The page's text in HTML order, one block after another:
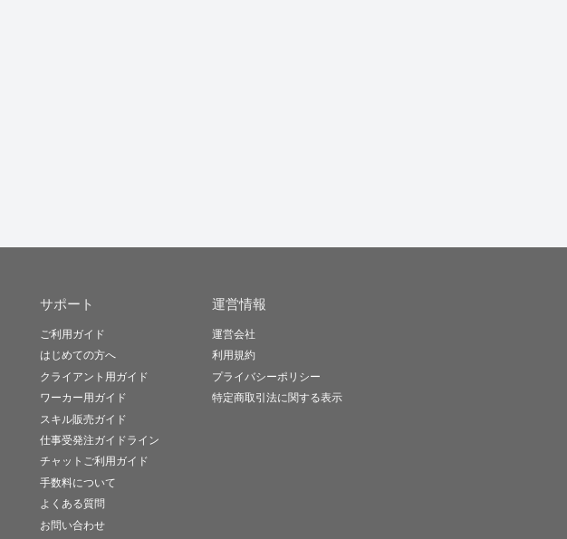
サポート
ご利用ガイド
はじめての方へ
クライアント用ガイド
ワーカー用ガイド
スキル販売ガイド
仕事受発注ガイドライン
チャットご利用ガイド
手数料について
よくある質問
お問い合わせ
運営情報
運営会社
利用規約
プライバシーポリシー
特定商取引法に関する表示